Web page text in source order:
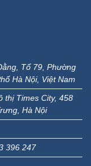
Tổ 79, Phường
thị Times City, 458
Hà Nội